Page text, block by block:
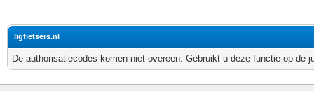
ligfietsers.nl
De authorisatiecodes komen niet overeen. Gebruikt u deze functie op de